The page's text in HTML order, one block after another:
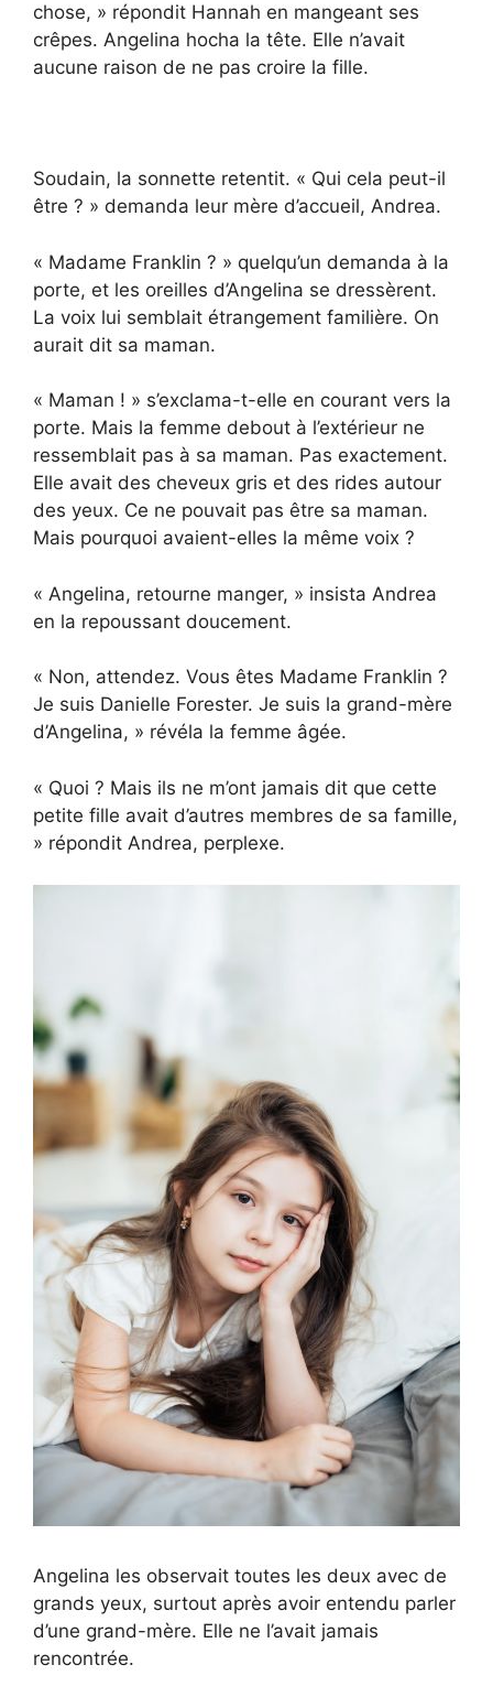
chose, » répondit Hannah en mangeant ses
crêpes. Angelina hocha la tête. Elle n’avait
aucune raison de ne pas croire la fille.
Soudain, la sonnette retentit. « Qui cela peut-il
être ? » demanda leur mère d’accueil, Andrea.
« Madame Franklin ? » quelqu’un demanda à la
porte, et les oreilles d’Angelina se dressèrent.
La voix lui semblait étrangement familière. On
aurait dit sa maman.
« Maman ! » s’exclama-t-elle en courant vers la
porte. Mais la femme debout à l’extérieur ne
ressemblait pas à sa maman. Pas exactement.
Elle avait des cheveux gris et des rides autour
des yeux. Ce ne pouvait pas être sa maman.
Mais pourquoi avaient-elles la même voix ?
« Angelina, retourne manger, » insista Andrea
en la repoussant doucement.
« Non, attendez. Vous êtes Madame Franklin ?
Je suis Danielle Forester. Je suis la grand-mère
d’Angelina, » révéla la femme âgée.
« Quoi ? Mais ils ne m’ont jamais dit que cette
petite fille avait d’autres membres de sa famille,
» répondit Andrea, perplexe.
Angelina les observait toutes les deux avec de
grands yeux, surtout après avoir entendu parler
d’une grand-mère. Elle ne l’avait jamais
rencontrée.